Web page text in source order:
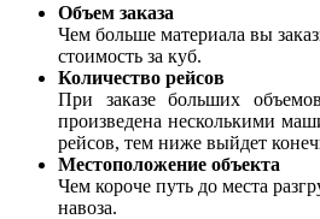
Объем заказа
Чем больше материала вы
стоимость за куб.
Количество рейсов
При заказе больших
произведена несколькими
рейсов, тем ниже выйдет
Местоположение объекта
Чем короче путь до места
навоза.